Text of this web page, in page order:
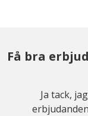
Få bra
Ja tack,